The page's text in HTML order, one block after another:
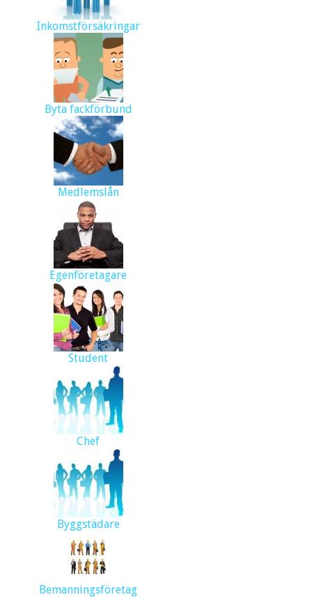
Inkomstförsäkringar
Byta fackförbund
Medlemslån
Egenföretagare
Student
Chef
Byggstädare
Bemanningsföretag